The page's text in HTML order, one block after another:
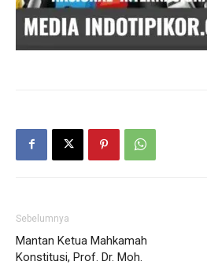
Sebelumnya
Mantan Ketua Mahkamah
Konstitusi, Prof. Dr. Moh.